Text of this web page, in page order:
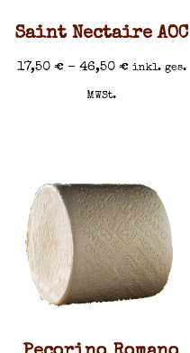
Saint Nectaire AOC
17,50 €– 46,50 € inkl. ges.
MWSt.